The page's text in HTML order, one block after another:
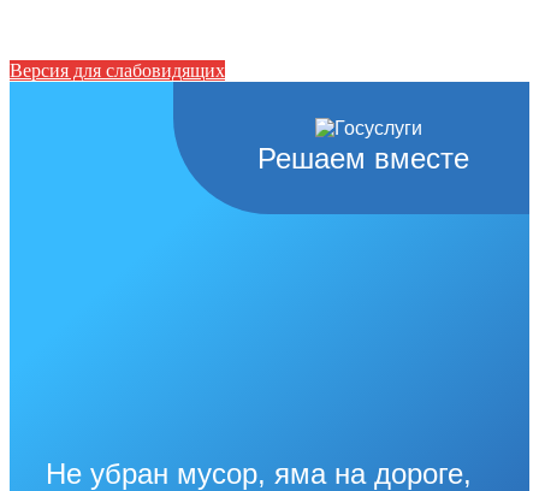
Версия для слабовидящих
Решаем вместе
Не убран мусор, яма на дороге,